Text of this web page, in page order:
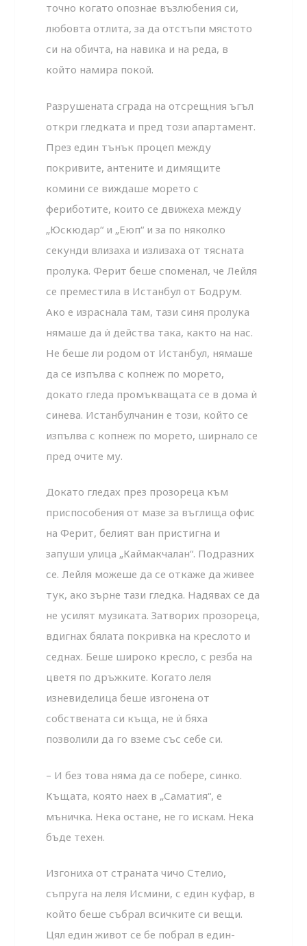
точно когато опознае възлюбения си,
любовта отлита, за да отстъпи мястото
си на обичта, на навика и на реда, в
който намира покой.
Разрушената сграда на отсрещния ъгъл
откри гледката и пред този апартамент.
През един тънък процеп между
покривите, антените и димящите
комини се виждаше морето с
фериботите, които се движеха между
„Юскюдар“ и „Еюп“ и за по няколко
секунди влизаха и излизаха от тясната
пролука. Ферит беше споменал, че Лейля
се преместила в Истанбул от Бодрум.
Ако е израснала там, тази синя пролука
нямаше да ѝ действа така, както на нас.
Не беше ли родом от Истанбул, нямаше
да се изпълва с копнеж по морето,
докато гледа промъкващата се в дома ѝ
синева. Истанбулчанин е този, който се
изпълва с копнеж по морето, ширнало се
пред очите му.
Докато гледах през прозореца към
приспособения от мазе за въглища офис
на Ферит, белият ван пристигна и
запуши улица „Каймакчалан“. Подразних
се. Лейля можеше да се откаже да живее
тук, ако зърне тази гледка. Надявах се да
не усилят музиката. Затворих прозореца,
вдигнах бялата покривка на креслото и
седнах. Беше широко кресло, с резба на
цветя по дръжките. Когато леля
изневиделица беше изгонена от
собствената си къща, не ѝ бяха
позволили да го вземе със себе си.
– И без това няма да се побере, синко.
Къщата, която наех в „Саматия“, е
мъничка. Нека остане, не го искам. Нека
бъде техен.
Изгониха от страната чичо Стелио,
съпруга на леля Исмини, с един куфар, в
който беше събрал всичките си вещи.
Цял един живот се бе побрал в един-